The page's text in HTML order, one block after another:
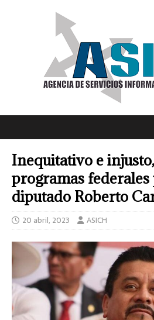
Inequitativo e
programas federales
diputado Roberto
20 abril, 2023 ASICH